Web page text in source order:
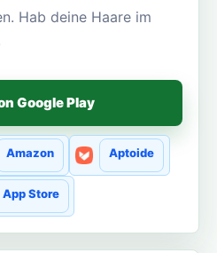
Hab deine Haare im
Google Play
Amazon Aptoide
App Store